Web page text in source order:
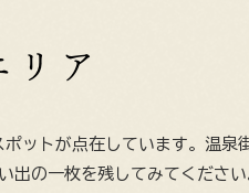
リア
ットが点在しています。温泉
出の一枚を残してみてください